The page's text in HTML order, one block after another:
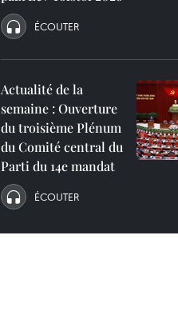
ÉCOUTER
Actualité de la
semaine : Ouverture
du troisième Plénum
du Comité central du
Parti du 14e mandat
ÉCOUTER